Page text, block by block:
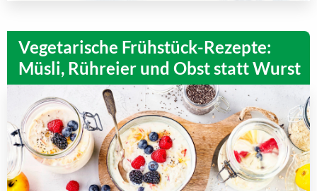
Vegetarische Frühstück-Rezepte:
Müsli, Rühreier und Obst statt Wurst